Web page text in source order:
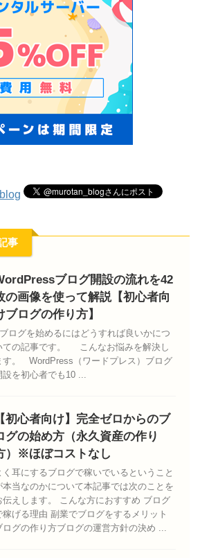
事
ブログ開設の流れを42
の画像を使って解説【初心者向
ブログの作り方】
ログを始めるにはどうすれば良いかにつ
ての記事です。 こんなお悩みを解決し
す。 WordPress（ワードプレス）ブログ
設を初心者でも10 ...
【初心者向け】完全ゼロからのブ
グの始め方（永久資産の作り
）※ほぼコストなし
く耳にするブログで稼いでいるということ
本当なのかについて本記事では次のことを
伝えします。 こんな方におすすめ ブログ
稼げる理由 副業でブログをするメリット
ログの作り方ブログの運営方針の決め ...